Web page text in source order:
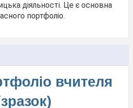
діяльності. Це є основна
портфоліо.
вчителя